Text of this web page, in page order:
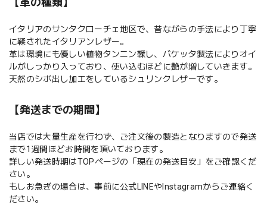
イタリアのサンタクローチェ地区で、昔ながらの手法により丁寧
に鞣されたイタリアンレザー。
革は環境にも優しい植物タンニン鞣し、バケッタ製法によりオイ
ルがしっかり入っており、使い込むほどに艶が増していきます。
天然のシボ出し加工をしているシュリンクレザーです。
【発送までの期間】
当店では大量生産を行わず、ご注文後の製造となりますので発送
まで1週間ほどお時間を頂いております。
詳しい発送時期はTOPページの「現在の発送目安」をご確認くだ
さい。
もしお急ぎの場合は、事前に公式LINEやInstagramからご連絡く
ださい。